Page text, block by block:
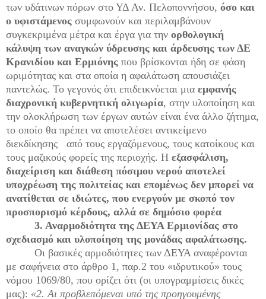
των υδάτινων πόρων στο ΥΔ Αν. Πελοποννήσου, όσο και
ο υφιστάμενος συμφωνούν και περιλαμβάνουν
συγκεκριμένα μέτρα και έργα για την ορθολογική
κάλυψη των αναγκών ύδρευσης και άρδευσης των ΔΕ
Κρανιδίου και Ερμιόνης που βρίσκονται ήδη σε φάση
ωριμότητας και στα οποία η αφαλάτωση απουσιάζει
παντελώς. Το γεγονός ότι επιδεικνύεται μια εμφανής
διαχρονική κυβερνητική ολιγωρία, στην υλοποίηση και
την ολοκλήρωση των έργων αυτών είναι ένα άλλο ζήτημα,
το οποίο θα πρέπει να αποτελέσει αντικείμενο
διεκδίκησης από τους εργαζόμενους, τους κατοίκους και
τους μαζικούς φορείς της περιοχής. Η εξασφάλιση,
διαχείριση και διάθεση πόσιμου νερού αποτελεί
υποχρέωση της πολιτείας και επομένως δεν μπορεί να
ανατίθεται σε ιδιώτες, που ενεργούν με σκοπό τον
προσπορισμό κέρδους, αλλά σε δημόσιο φορέα
3. Αναρμοδιότητα της ΔΕΥΑ Ερμιονίδας στο
σχεδιασμό και υλοποίηση της μονάδας αφαλάτωσης.
Οι βασικές αρμοδιότητες των ΔΕΥΑ αναφέρονται
με σαφήνεια στο άρθρο 1, παρ.2 του «ιδρυτικού» τους
νόμου 1069/80, που ορίζει ότι (οι υπογραμμίσεις δικές
μας): «2. Αι προβλεπόμεναι υπό της προηγουμένης